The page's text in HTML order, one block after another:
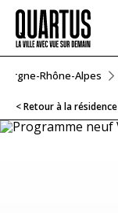
Rhône-Alpes
< Retour à la résidence